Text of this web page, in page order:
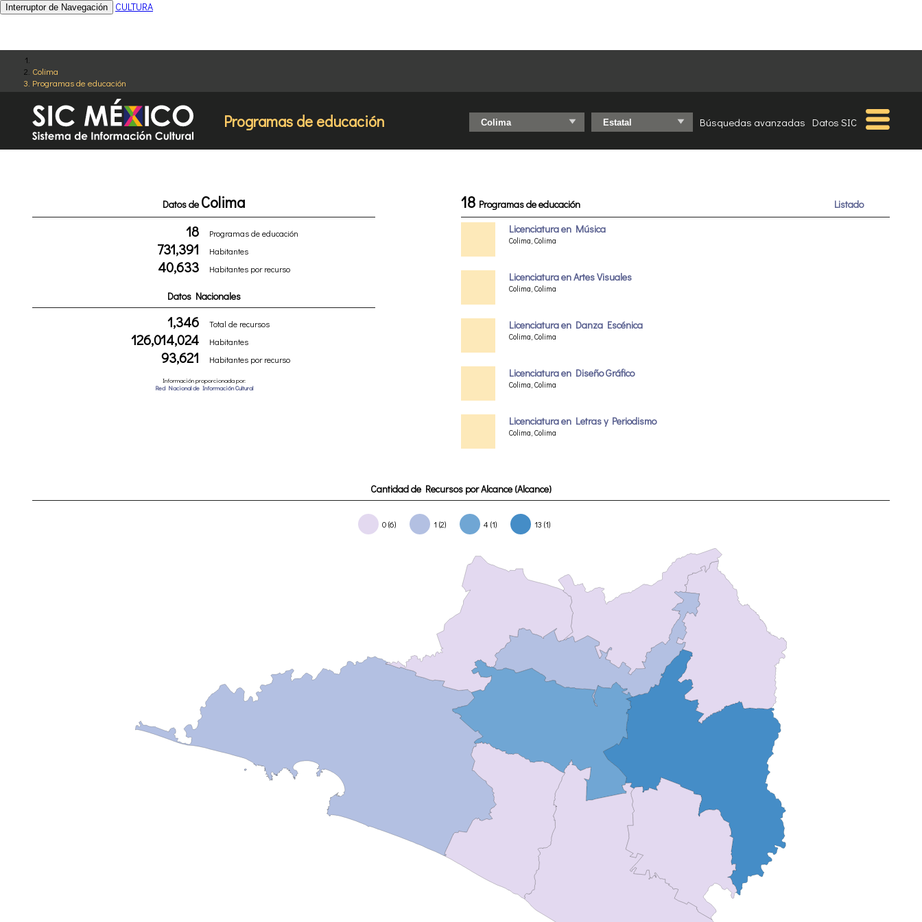
Colima
Programas de educación
Programas de educación Búsquedas avanzadas Datos SIC
Interruptor de Navegación CULTURA
Datos de Colima
18 Programas de educación
731,391 Habitantes
40,633 Habitantes por recurso
Datos Nacionales
1,346 Total de recursos
126,014,024 Habitantes
93,621 Habitantes por recurso
Información proporcionada por:
Red Nacional de Información Cultural
18 Programas de educación
Listado
Licenciatura en Música
Colima, Colima
Licenciatura en Artes Visuales
Colima, Colima
Licenciatura en Danza Escénica
Colima, Colima
Licenciatura en Diseño Gráfico
Colima, Colima
Licenciatura en Letras y Periodismo
Colima, Colima
Cantidad de Recursos por Alcance (Alcance)
0 (6) 1 (2) 4 (1) 13 (1)